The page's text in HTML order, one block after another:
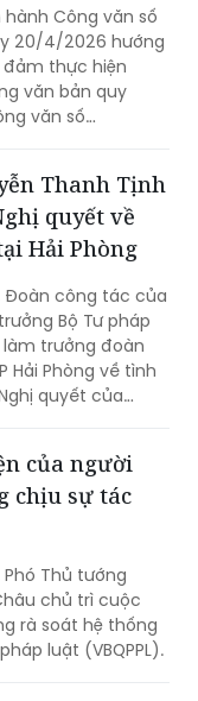
Công văn số
20/4/2026 hướng
đảm thực hiện
văn bản quy
văn bản quy
Thanh Tịnh
quyết về
Hải Phòng
Đoàn công tác của
Bộ Tư pháp
làm trưởng đoàn
Hải Phòng về tình
quyết của
thực hiện quy
soát TTHC và
tâm phục vụ
địa bàn TP.
của người
chịu sự tác
Phó Thủ tướng
chủ trì cuộc
rà soát hệ thống
luật (VBQPPL).